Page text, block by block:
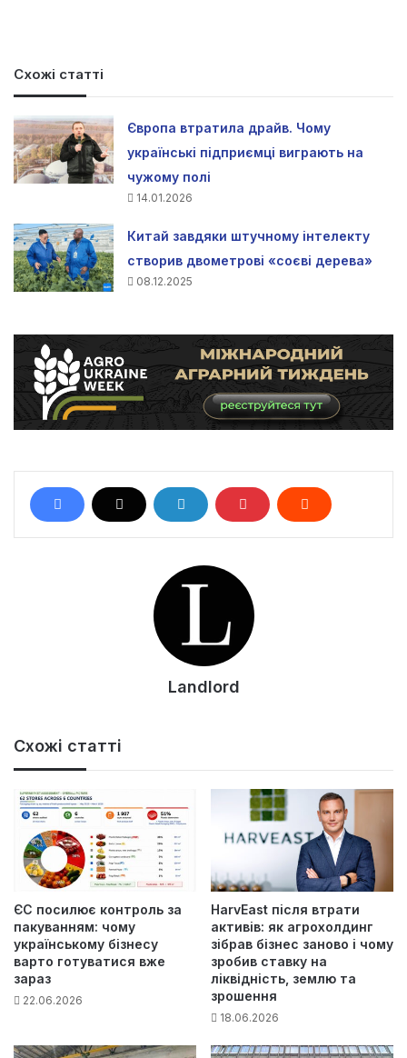
Схожі статті
Європа втратила драйв. Чому
українські підприємці виграють на
чужому полі
14.01.2026
Китай завдяки штучному інтелекту
створив двометрові «соєві дерева»
08.12.2025
Landlord
Схожі статті
ЄС посилює контроль за
пакуванням: чому
українському бізнесу
варто готуватися вже
зараз
22.06.2026
HarvEast після втрати
активів: як агрохолдинг
зібрав бізнес заново і чому
зробив ставку на
ліквідність, землю та
зрошення
18.06.2026